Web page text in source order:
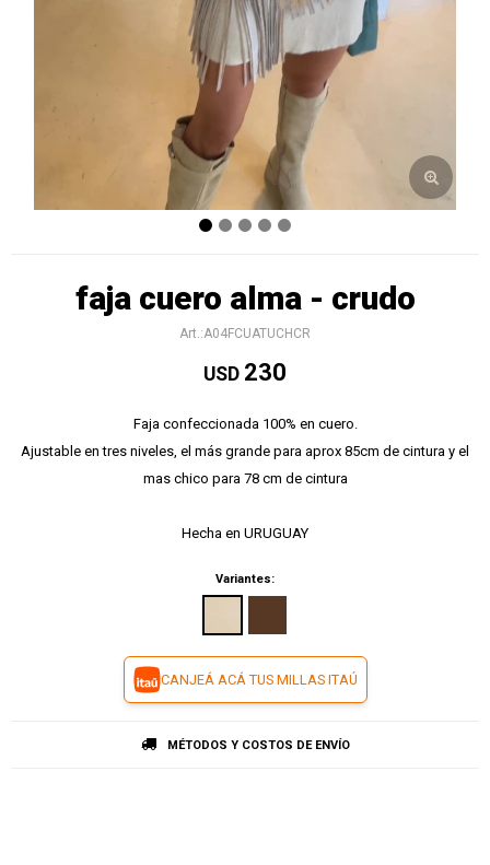
faja cuero alma - crudo
A04FCUATUCHCR
USD 230
Faja confeccionada 100% en cuero.
Ajustable en tres niveles, el más grande para aprox 85cm de cintura y el
mas chico para 78 cm de cintura
Hecha en URUGUAY
Variantes:
CANJEÁ ACÁ TUS MILLAS ITAÚ
MÉTODOS Y COSTOS DE ENVÍO